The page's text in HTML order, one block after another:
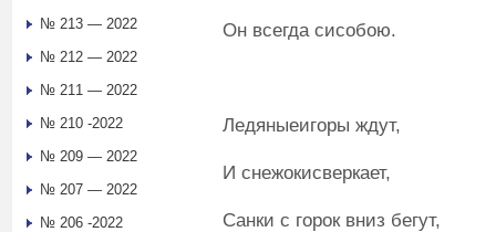
Он всегда сисобою.
Ледяныеигоры ждут,
И снежокисверкает,
Санки с горок вниз бегут,
№ 213 — 2022
№ 212 — 2022
№ 211 — 2022
№ 210 -2022
№ 209 — 2022
№ 207 — 2022
№ 206 -2022